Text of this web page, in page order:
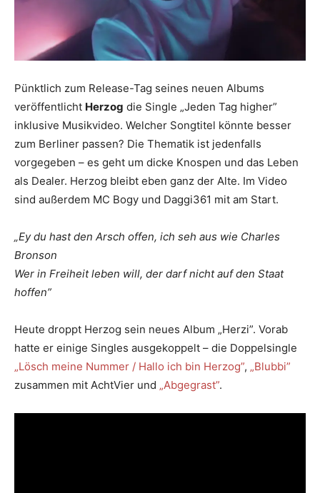
Pünktlich zum Release-Tag seines neuen Albums
veröffentlicht Herzog die Single „Jeden Tag higher”
inklusive Musikvideo. Welcher Songtitel könnte besser
zum Berliner passen? Die Thematik ist jedenfalls
vorgegeben – es geht um dicke Knospen und das Leben
als Dealer. Herzog bleibt eben ganz der Alte. Im Video
sind außerdem MC Bogy und Daggi361 mit am Start.
„Ey du hast den Arsch offen, ich seh aus wie Charles
Bronson
Wer in Freiheit leben will, der darf nicht auf den Staat
hoffen”
Heute droppt Herzog sein neues Album „Herzi”. Vorab
hatte er einige Singles ausgekoppelt – die Doppelsingle
„Lösch meine Nummer / Hallo ich bin Herzog”, „Blubbi”
zusammen mit AchtVier und „Abgegrast”.